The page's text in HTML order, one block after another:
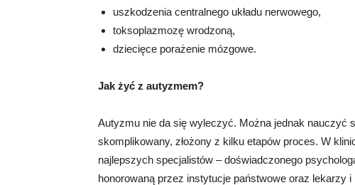
uszkodzenia centralnego układu nerwowego,
toksoplazmozę wrodzoną,
dziecięce porażenie mózgowe.
Jak żyć z autyzmem?
Autyzmu nie da się wyleczyć. Można jednak nauczyć
skomplikowany, złożony z kilku etapów proces. W
najlepszych specjalistów – doświadczonego
honorowaną przez instytucje państwowe oraz lekarzy